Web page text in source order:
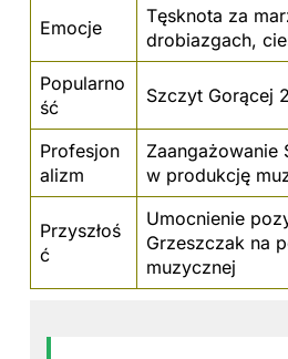
Emocje
Tęsknota za
drobiazgach,
Popularno
ść
Szczyt Gorącej
Profesjon
alizm
Zaangażowanie
w produkcję
Przyszłoś
ć
Umocnienie
Grzeszczak na
muzycznej